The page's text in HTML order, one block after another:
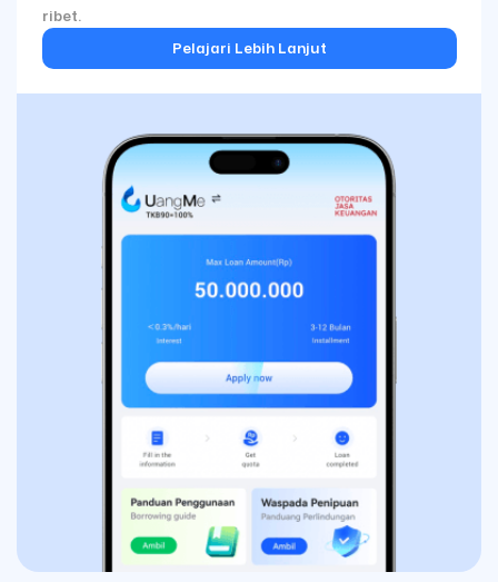
ribet.
Pelajari Lebih Lanjut